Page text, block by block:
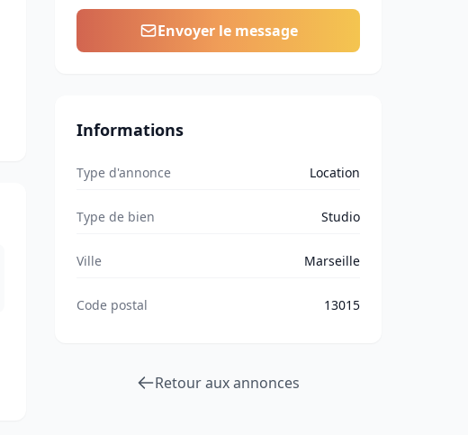
Envoyer le message
Informations
Type d'annonce Location
Type de bien Studio
Ville Marseille
Code postal 13015
Retour aux annonces